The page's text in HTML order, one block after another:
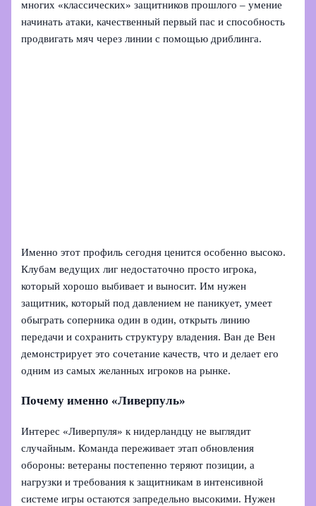
многих «классических» защитников прошлого – умение
начинать атаки, качественный первый пас и способность
продвигать мяч через линии с помощью дриблинга.
Именно этот профиль сегодня ценится особенно высоко.
Клубам ведущих лиг недостаточно просто игрока,
который хорошо выбивает и выносит. Им нужен
защитник, который под давлением не паникует, умеет
обыграть соперника один в один, открыть линию
передачи и сохранить структуру владения. Ван де Вен
демонстрирует это сочетание качеств, что и делает его
одним из самых желанных игроков на рынке.
Почему именно «Ливерпуль»
Интерес «Ливерпуля» к нидерландцу не выглядит
случайным. Команда переживает этап обновления
обороны: ветераны постепенно теряют позиции, а
нагрузки и требования к защитникам в интенсивной
системе игры остаются запредельно высокими. Нужен